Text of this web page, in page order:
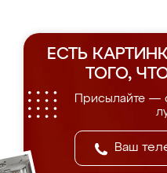
ЕСТЬ
ТОГО,
Присылайте —